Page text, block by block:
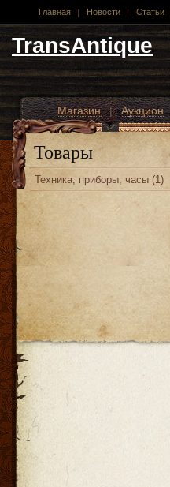
Главная Новости Статьи
TransAntique
Магазин | Аукцион
Другие стили
Товары
Техника, приборы, часы (1)